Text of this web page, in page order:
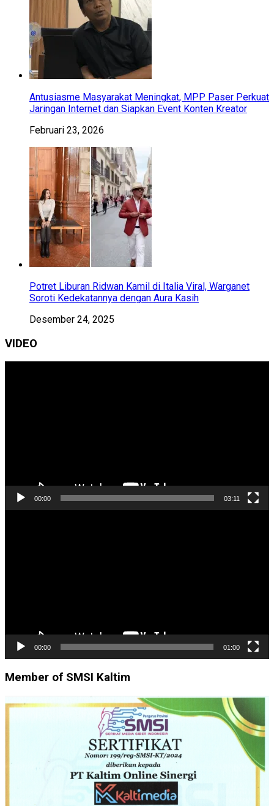
Antusiasme Masyarakat Meningkat, MPP Paser Perkuat
Jaringan Internet dan Siapkan Event Konten Kreator
Februari 23, 2026
Potret Liburan Ridwan Kamil di Italia Viral, Warganet
Soroti Kedekatannya dengan Aura Kasih
Desember 24, 2025
VIDEO
00:00 03:11
00:00 01:00
Member of SMSI Kaltim